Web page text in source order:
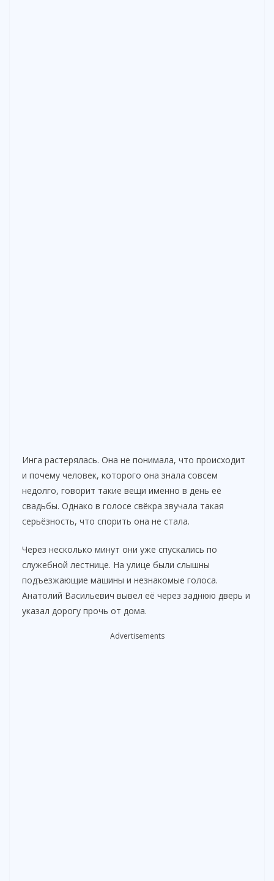
Инга растерялась. Она не понимала, что происходит
и почему человек, которого она знала совсем
недолго, говорит такие вещи именно в день её
свадьбы. Однако в голосе свёкра звучала такая
серьёзность, что спорить она не стала.
Через несколько минут они уже спускались по
служебной лестнице. На улице были слышны
подъезжающие машины и незнакомые голоса.
Анатолий Васильевич вывел её через заднюю дверь и
указал дорогу прочь от дома.
Advertisements